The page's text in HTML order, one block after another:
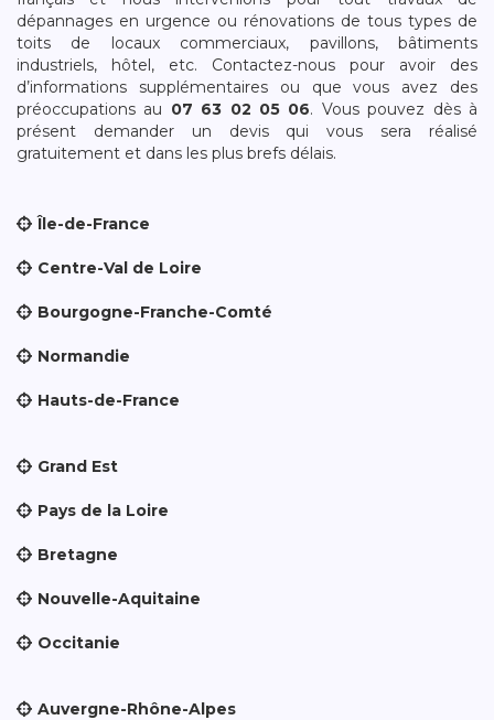
dépannages en urgence ou rénovations de tous types de
toits de locaux commerciaux, pavillons, bâtiments
industriels, hôtel, etc. Contactez-nous pour avoir des
d’informations supplémentaires ou que vous avez des
préoccupations au 07 63 02 05 06. Vous pouvez dès à
présent demander un devis qui vous sera réalisé
gratuitement et dans les plus brefs délais.
Île-de-France
Centre-Val de Loire
Bourgogne-Franche-Comté
Normandie
Hauts-de-France
Grand Est
Pays de la Loire
Bretagne
Nouvelle-Aquitaine
Occitanie
Auvergne-Rhône-Alpes